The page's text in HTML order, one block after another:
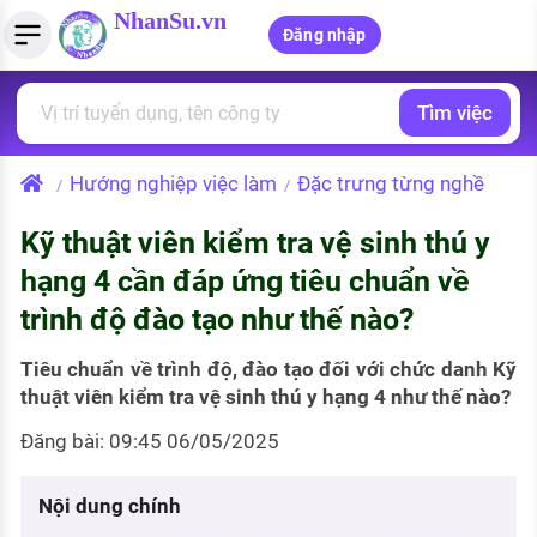
NhanSu.vn
Đăng nhập
Tìm việc làm
Việc làm ngành luật
Việc làm lương cao
Việc làm tốt nhất
CÔNG TY
Quản lý CV
Tải CV lên
Tạo CV trực tuyến
MẪU CV THEO STYLE
Mẫu CV đơn giản
Mẫu CV hiện đại
Tính lương Gross - Net
Tính thuế thu nhập cá nhân
Tính trợ cấp thất nghiệp
PHÁP LUẬT VIỆT NAM
Văn bản pháp luật
PHÁP LUẬT LAO ĐỘNG
Lao động và tiền lương
Thuế thu nhập
Chính sách lao động
Tìm việc
/ Hướng nghiệp việc làm / Đặc trưng từng nghề
Kỹ thuật viên kiểm tra vệ sinh thú y
hạng 4 cần đáp ứng tiêu chuẩn về
trình độ đào tạo như thế nào?
Tiêu chuẩn về trình độ, đào tạo đối với chức danh Kỹ
thuật viên kiểm tra vệ sinh thú y hạng 4 như thế nào?
Đăng bài: 09:45 06/05/2025
Nội dung chính